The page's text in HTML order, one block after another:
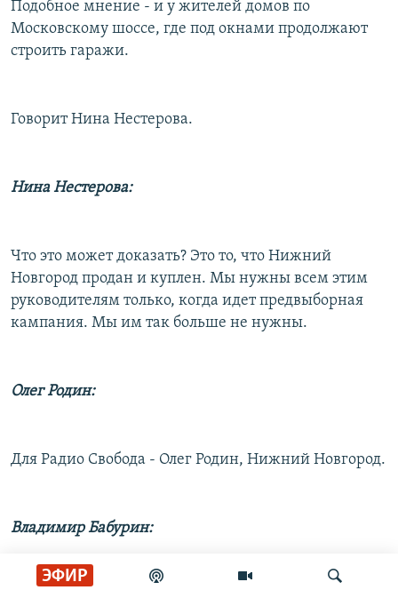
ЭФИР
Подобное мнение - и у жителей домов по
Московскому шоссе, где под окнами продолжают
строить гаражи.
Говорит Нина Нестерова.
Нина Нестерова:
Что это может доказать? Это то, что Нижний
Новгород продан и куплен. Мы нужны всем этим
руководителям только, когда идет предвыборная
кампания. Мы им так больше не нужны.
Олег Родин:
Для Радио Свобода - Олег Родин, Нижний Новгород.
Владимир Бабурин: